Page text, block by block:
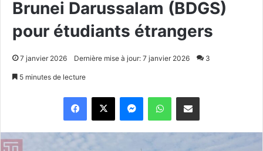
Brunei Darussalam (BDGS)
pour étudiants étrangers
7 janvier 2026 Dernière mise à jour: 7 janvier 2026 3
5 minutes de lecture
MessengerWhatsAppPartager par email